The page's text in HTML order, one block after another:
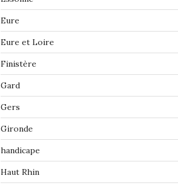
Eure
Eure et Loire
Finistère
Gard
Gers
Gironde
handicape
Haut Rhin